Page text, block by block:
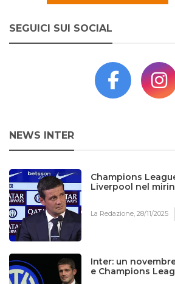
SEGUICI SUI SOCIAL
NEWS INTER
Champions
Liverpool nel
La Redazione,28/11/2025
Inter: un
e Champions